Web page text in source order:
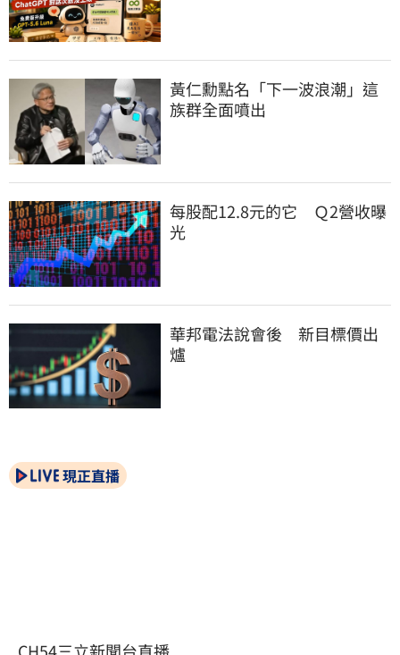
黃仁勳點名「下一波浪潮」這
族群全面噴出
每股配12.8元的它　Ｑ2營收曝
光
華邦電法說會後　新目標價出
爐
現正直播